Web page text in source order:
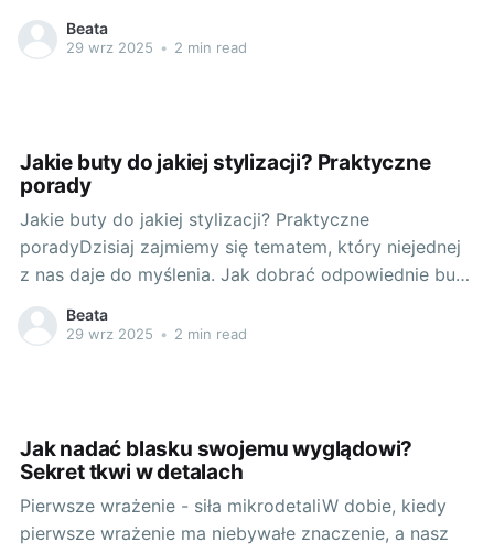
tonów. W świecie mody miękkie tony to delikatne,
spokojne barwy, które nie atakują naszego wzroku.
Beata
29 wrz 2025 • 2 min read
Jakie buty do jakiej stylizacji? Praktyczne
porady
Jakie buty do jakiej stylizacji? Praktyczne
poradyDzisiaj zajmiemy się tematem, który niejednej
z nas daje do myślenia. Jak dobrać odpowiednie buty
do naszej stylizacji? Jak podkreślić swój styl i dodać
mu trochę modowego smaczku? Zapraszam do
Beata
29 wrz 2025 • 2 min read
Jak nadać blasku swojemu wyglądowi?
Sekret tkwi w detalach
Pierwsze wrażenie - siła mikrodetaliW dobie, kiedy
pierwsze wrażenie ma niebywałe znaczenie, a nasz